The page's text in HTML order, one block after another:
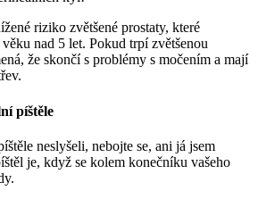
riziko zvětšené prostaty, které
nad 5 let. Pokud trpí zvětšenou
že skončí s problémy s močením a mají
píštěle
neslyšeli, nebojte se, ani já jsem
je, když se kolem konečníku vašeho